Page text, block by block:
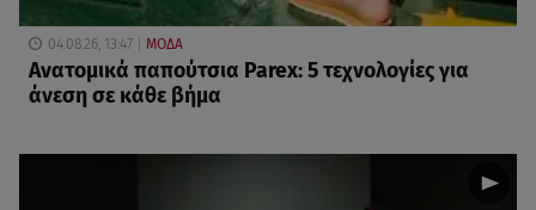
04.08.26, 13:47 ΜΟΔΑ
Ανατομικά παπούτσια Parex: 5 τεχνολογίες για
άνεση σε κάθε βήμα